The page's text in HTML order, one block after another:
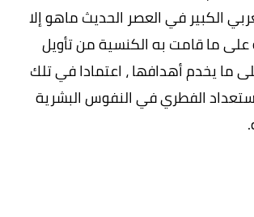
الكبير في العصر الحديث ماهو إلا
ما قامت به الكنسية من تأويل
ما يخدم أهدافها ، اعتمادا في تلك
الفطري في النفوس البشرية